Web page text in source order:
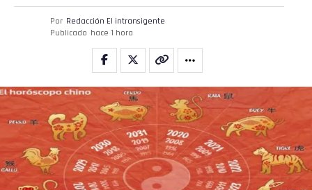
Por Redacción El intransigente
Publicado hace 1 hora